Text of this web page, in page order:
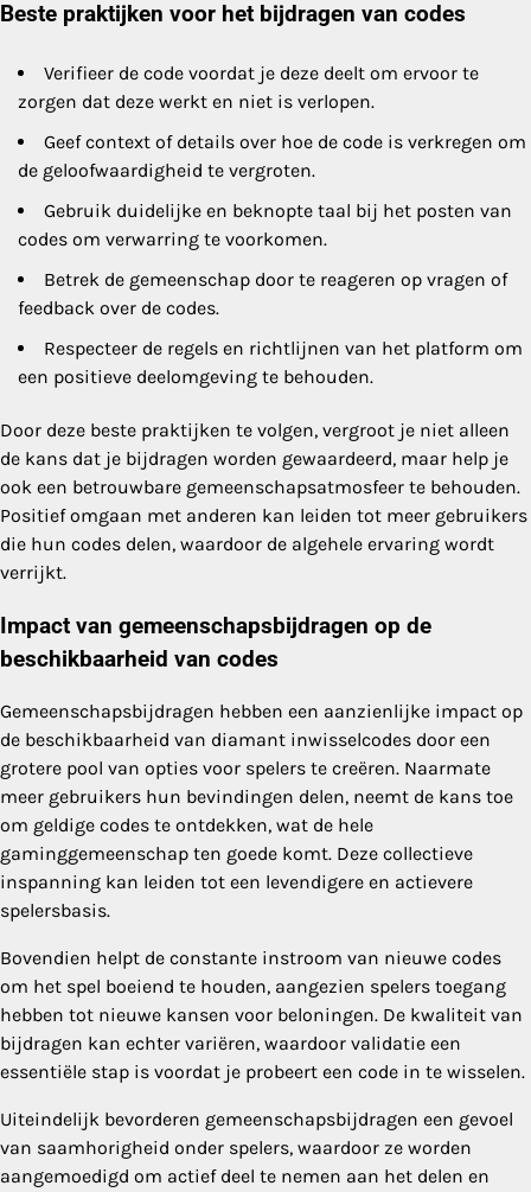
Beste praktijken voor het bijdragen van codes
Verifieer de code voordat je deze deelt om ervoor te
zorgen dat deze werkt en niet is verlopen.
Geef context of details over hoe de code is verkregen om
de geloofwaardigheid te vergroten.
Gebruik duidelijke en beknopte taal bij het posten van
codes om verwarring te voorkomen.
Betrek de gemeenschap door te reageren op vragen of
feedback over de codes.
Respecteer de regels en richtlijnen van het platform om
een positieve deelomgeving te behouden.
Door deze beste praktijken te volgen, vergroot je niet alleen
de kans dat je bijdragen worden gewaardeerd, maar help je
ook een betrouwbare gemeenschapsatmosfeer te behouden.
Positief omgaan met anderen kan leiden tot meer gebruikers
die hun codes delen, waardoor de algehele ervaring wordt
verrijkt.
Impact van gemeenschapsbijdragen op de
beschikbaarheid van codes
Gemeenschapsbijdragen hebben een aanzienlijke impact op
de beschikbaarheid van diamant inwisselcodes door een
grotere pool van opties voor spelers te creëren. Naarmate
meer gebruikers hun bevindingen delen, neemt de kans toe
om geldige codes te ontdekken, wat de hele
gaminggemeenschap ten goede komt. Deze collectieve
inspanning kan leiden tot een levendigere en actievere
spelersbasis.
Bovendien helpt de constante instroom van nieuwe codes
om het spel boeiend te houden, aangezien spelers toegang
hebben tot nieuwe kansen voor beloningen. De kwaliteit van
bijdragen kan echter variëren, waardoor validatie een
essentiële stap is voordat je probeert een code in te wisselen.
Uiteindelijk bevorderen gemeenschapsbijdragen een gevoel
van saamhorigheid onder spelers, waardoor ze worden
aangemoedigd om actief deel te nemen aan het delen en